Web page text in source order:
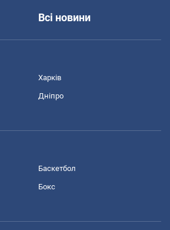
Всі новини
Харків
Дніпро
Баскетбол
Бокс